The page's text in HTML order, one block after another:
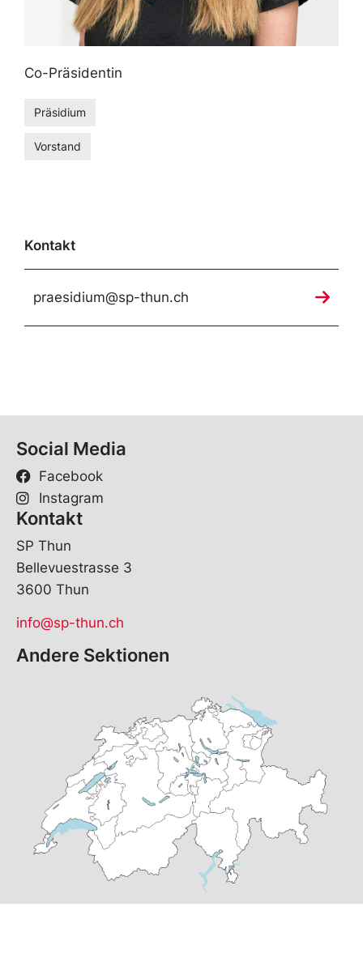
Co-Präsidentin
Präsidium
Vorstand
Kontakt
praesidium@sp-thun.ch
Social Media
Facebook
Instagram
Kontakt
SP Thun
Bellevuestrasse 3
3600 Thun
info@sp-thun.ch
Andere Sektionen